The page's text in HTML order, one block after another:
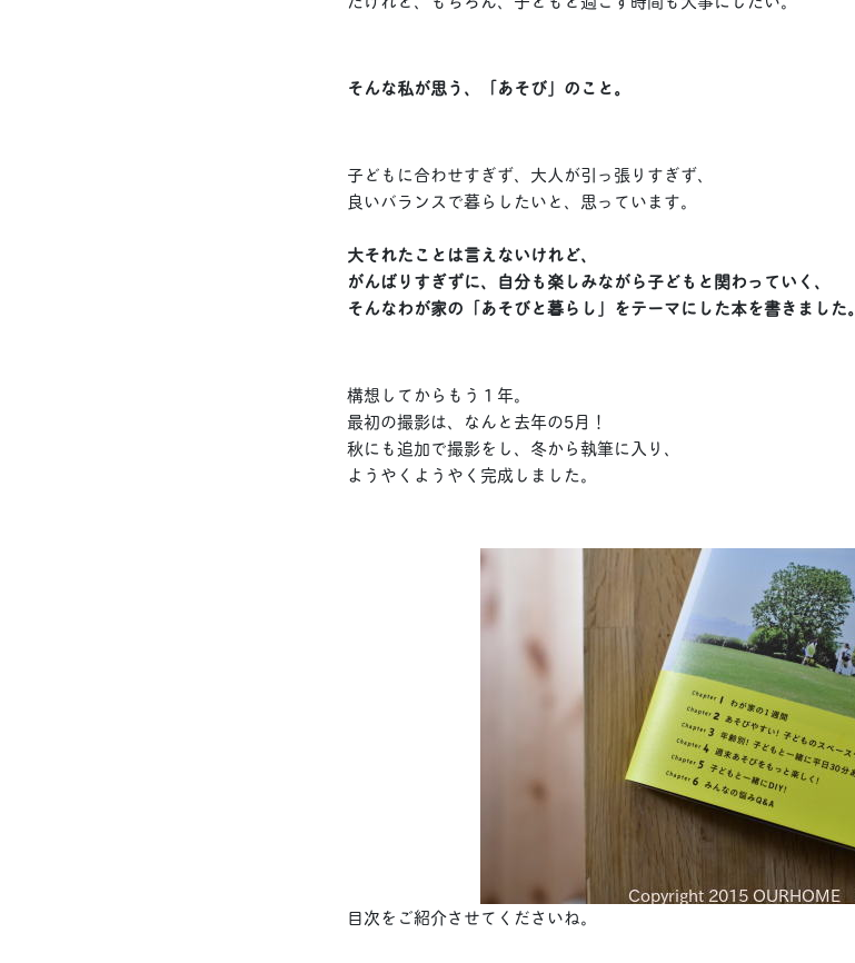
そんな私が思う、「あそび」のこと。
子どもに合わせすぎず、大人が引っ張りすぎず、
良いバランスで暮らしたいと、思っています。
大それたことは言えないけれど、
がんばりすぎずに、自分も楽しみながら子どもと関わっていく、
そんなわが家の「あそびと暮らし」をテーマにした本を書きました。
構想してからもう１年。
最初の撮影は、なんと去年の5月！
秋にも追加で撮影をし、冬から執筆に入り、
ようやくようやく完成しました。
目次をご紹介させてくださいね。